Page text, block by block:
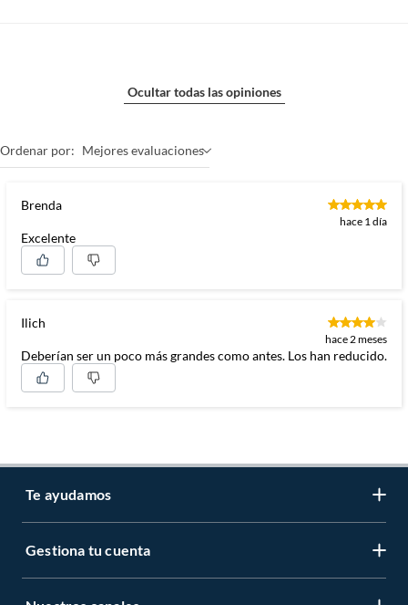
Ocultar todas las opiniones
Ordenar por: Mejores evaluaciones
Brenda
hace 1 día
Excelente
Ilich
hace 2 meses
Deberían ser un poco más grandes como antes. Los han reducido.
Te ayudamos
LIbro de reclamaciones
Gestiona tu cuenta